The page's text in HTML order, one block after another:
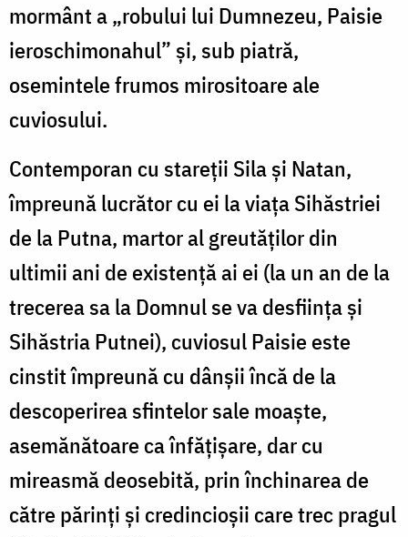
mormânt a „robului lui Dumnezeu, Paisie
ieroschimonahul” și, sub piatră,
osemintele frumos mirositoare ale
cuviosului.
Contemporan cu stareţii Sila şi Natan,
împreună lucrător cu ei la viaţa Sihăstriei
de la Putna, martor al greutăţilor din
ultimii ani de existenţă ai ei (la un an de la
trecerea sa la Domnul se va desfiinţa şi
Sihăstria Putnei), cuviosul Paisie este
cinstit împreună cu dânşii încă de la
descoperirea sfintelor sale moaşte,
asemănătoare ca înfăţişare, dar cu
mireasmă deosebită, prin închinarea de
către părinţi şi credincioşii care trec pragul